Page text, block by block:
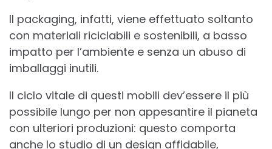
Il packaging, infatti, viene effettuato soltanto
con materiali riciclabili e sostenibili, a basso
impatto per l’ambiente e senza un abuso di
imballaggi inutili.
Il ciclo vitale di questi mobili dev’essere il più
possibile lungo per non appesantire il pianeta
con ulteriori produzioni: questo comporta
anche lo studio di un design affidabile,